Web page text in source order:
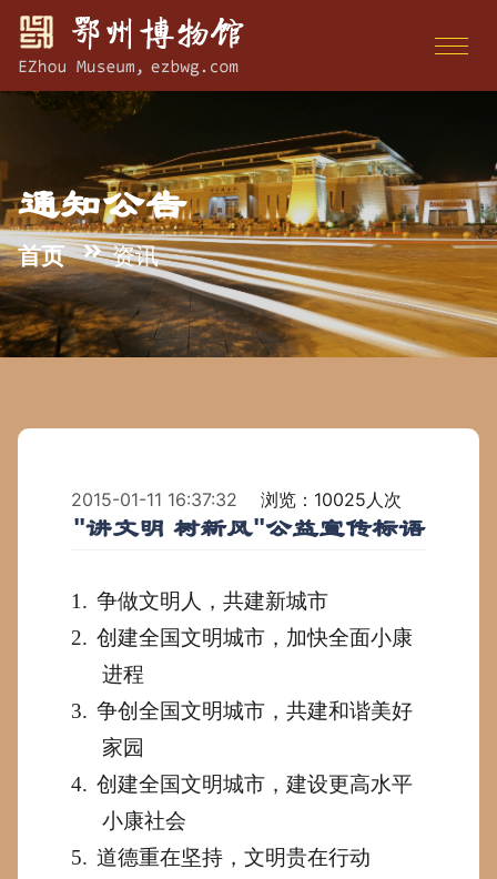
通知公告
首页 资讯
2015-01-11 16:37:32 浏览：10025人次
"讲文明 树新风"公益宣传标语
1. 争做文明人，共建新城市
2. 创建全国文明城市，加快全面小康
进程
3. 争创全国文明城市，共建和谐美好
家园
4. 创建全国文明城市，建设更高水平
小康社会
5. 道德重在坚持，文明贵在行动